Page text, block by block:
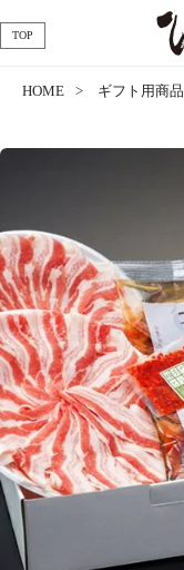
TOP
HOME ギフト用商品